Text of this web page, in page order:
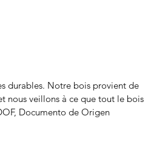
durables. Notre bois provient de
nous veillons à ce que tout le bois
Documento de Origen